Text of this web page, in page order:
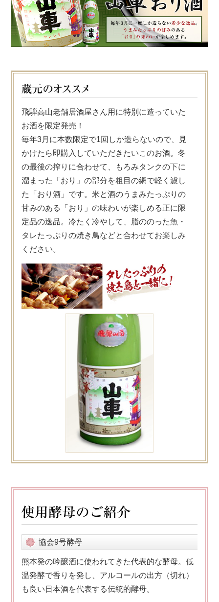
飛騨高山老舗居酒屋さん用に特別に造っていた
お酒を限定発売！
毎年3月に本数限定で1回しか造らないので、見
かけたら即購入していただきたいこのお酒。冬
の最後の搾りに合わせて、もろみタンクの下に
溜まった「おり」の部分を粗目の網で軽く濾し
た「おり酒」です。米と酒のうまみたっぷりの
甘みのある「おり」の味わいが楽しめる正に限
定品の逸品。冷たく冷やして、脂ののった魚・
タレたっぷりの焼き鳥などと合わせてお楽しみ
ください。
協会9号酵母
熊本発の吟醸酒に使われてきた代表的な酵母。低
温発酵で香りを発し、アルコールの出方（切れ）
も良い日本酒を代表する伝統的酵母。